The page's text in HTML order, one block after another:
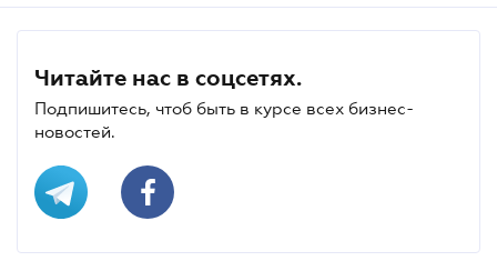
Читайте нас в соцсетях.
Подпишитесь, чтоб быть в курсе всех бизнес-
новостей.